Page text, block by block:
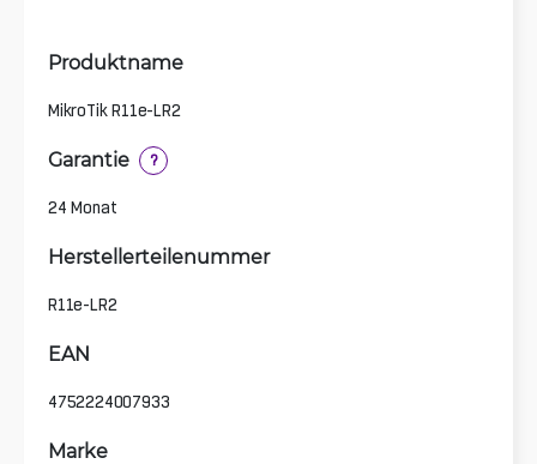
Produktname
MikroTik R11e-LR2
Garantie ?
24 Monat
Herstellerteilenummer
R11e-LR2
EAN
4752224007933
Marke